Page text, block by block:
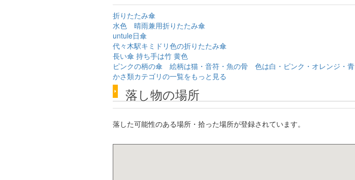
折りたたみ傘
水色 晴雨兼用折りたたみ傘
untule日傘
代々木駅キミドリ色の折りたたみ傘
長い傘 持ち手は竹 黄色
ピンクの柄の傘 絵柄は猫・音符・魚の骨 色は白・ピンク・オレンジ・青
かさ類カテゴリの一覧をもっと見る
落し物の場所
落した可能性のある場所・拾った場所が登録されています。